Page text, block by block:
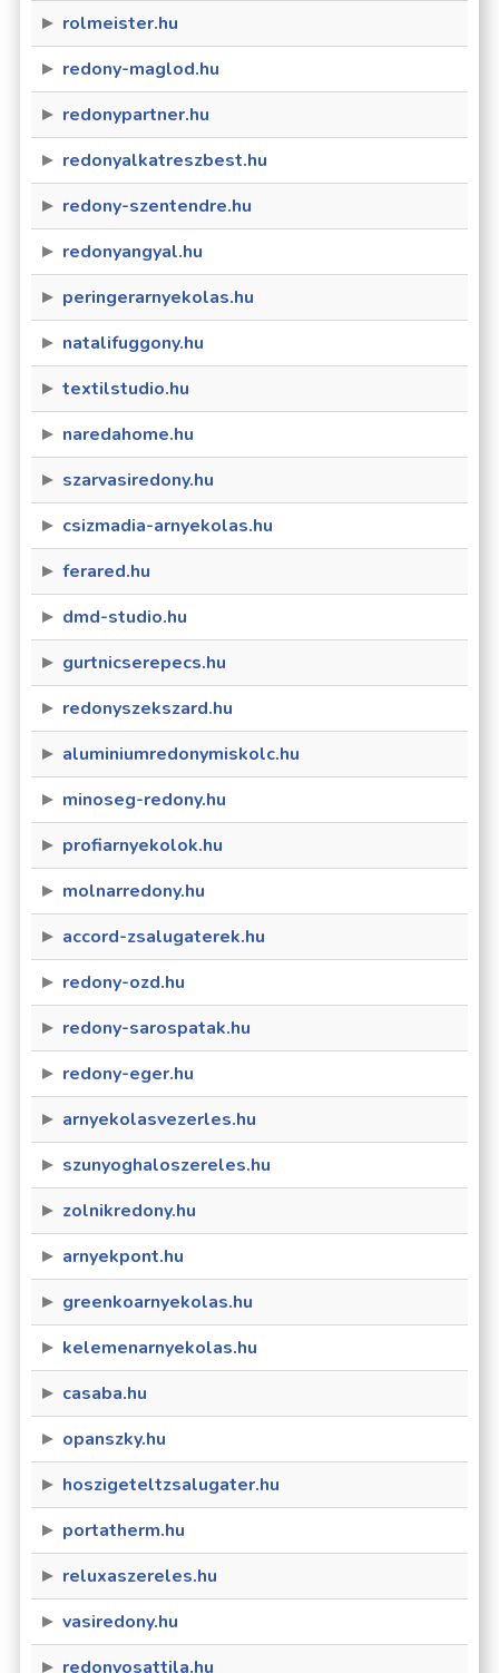
rolmeister.hu
redony-maglod.hu
redonypartner.hu
redonyalkatreszbest.hu
redony-szentendre.hu
redonyangyal.hu
peringerarnyekolas.hu
natalifuggony.hu
textilstudio.hu
naredahome.hu
szarvasiredony.hu
csizmadia-arnyekolas.hu
ferared.hu
dmd-studio.hu
gurtnicserepecs.hu
redonyszekszard.hu
aluminiumredonymiskolc.hu
minoseg-redony.hu
profiarnyekolok.hu
molnarredony.hu
accord-zsalugaterek.hu
redony-ozd.hu
redony-sarospatak.hu
redony-eger.hu
arnyekolasvezerles.hu
szunyoghaloszereles.hu
zolnikredony.hu
arnyekpont.hu
greenkoarnyekolas.hu
kelemenarnyekolas.hu
casaba.hu
opanszky.hu
hoszigeteltzsalugater.hu
portatherm.hu
reluxaszereles.hu
vasiredony.hu
redonyosattila.hu